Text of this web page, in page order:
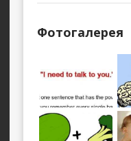
Фотогалерея